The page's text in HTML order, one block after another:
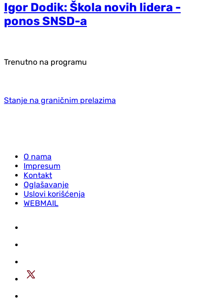
Igor Dodik: Škola novih lidera -
ponos SNSD-a
Trenutno na programu
Stanje na graničnim prelazima
O nama
Impresum
Kontakt
Oglašavanje
Uslovi korišćenja
WEBMAIL